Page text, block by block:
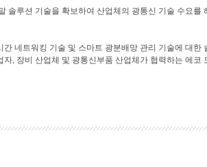
솔루션 기술을 확보하여 산업체의 광통신 기술 수요
간 네트워킹 기술 및 스마트 광분배망 관리 기술에 대한
자, 장비 산업체 및 광통신부품 산업체가 협력하는 에코